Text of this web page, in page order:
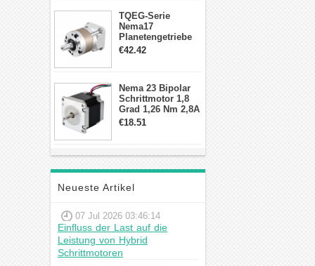
TQEG-Serie
Nema17
Planetengetriebe
10:1 Spiel 15Arc-
€42.42
Nema 23 Bipolar
Schrittmotor 1,8
Grad 1,26 Nm 2,8A
2,5V 4 Drähte
€18.51
Neueste Artikel
07 Jul 2026 03:46:14
Einfluss der Last auf die
Leistung von Hybrid
Schrittmotoren